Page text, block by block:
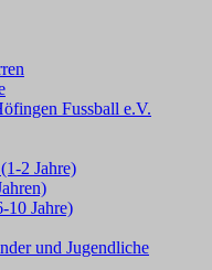
Fussball e.V.
2 Jahre)
10 Jahre)
und Jugendliche